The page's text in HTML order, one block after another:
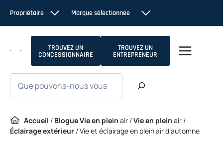
contenu
Propriétaire Marque sélectionnée
TROUVEZ UN
CONCESSIONNAIRE
TROUVEZ UN
ENTREPRENEUR
Accueil / Blogue Vie en plein air /Vie en plein air /
Éclairage extérieur /Vie et éclairage en plein air d’automne